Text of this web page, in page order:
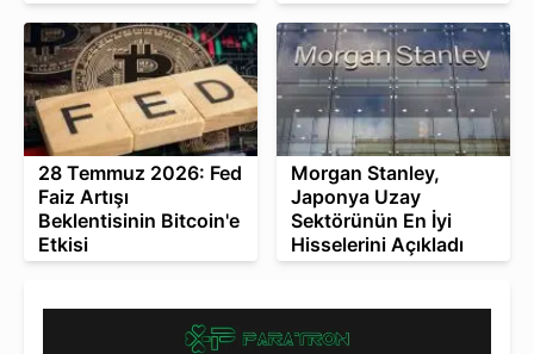
28 Temmuz 2026: Fed
Faiz Artışı
Beklentisinin Bitcoin'e
Etkisi
Morgan Stanley,
Japonya Uzay
Sektörünün En İyi
Hisselerini Açıkladı